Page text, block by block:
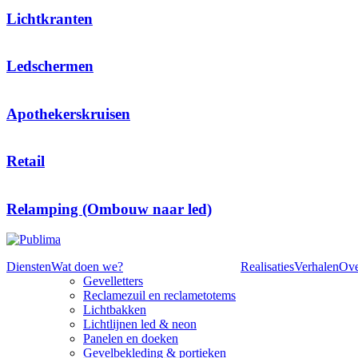
Lichtkranten
Ledschermen
Apothekerskruisen
Retail
Relamping (Ombouw naar led)
DienstenWat doen we?
Gevelletters
Reclamezuil en reclametotems
Lichtbakken
Lichtlijnen led & neon
Panelen en doeken
Gevelbekleding & portieken
RealisatiesVerhalen